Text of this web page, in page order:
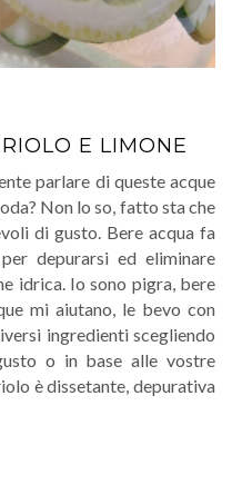
E LIMONE
parlare di queste acque
Non lo so, fatto sta che
di gusto. Bere acqua fa
depurarsi ed eliminare
idrica. Io sono pigra, bere
mi aiutano, le bevo con
ingredienti scegliendo
o in base alle vostre
è dissetante, depurativa